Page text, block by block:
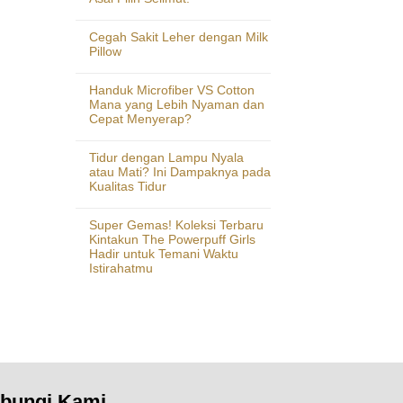
Cegah Sakit Leher dengan Milk
Pillow
Handuk Microfiber VS Cotton
Mana yang Lebih Nyaman dan
Cepat Menyerap?
Tidur dengan Lampu Nyala
atau Mati? Ini Dampaknya pada
Kualitas Tidur
Super Gemas! Koleksi Terbaru
Kintakun The Powerpuff Girls
Hadir untuk Temani Waktu
Istirahatmu